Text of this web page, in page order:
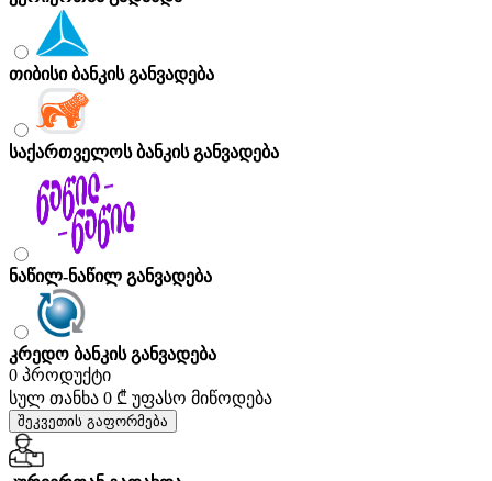
თიბისი ბანკის განვადება
საქართველოს ბანკის განვადება
ნაწილ-ნაწილ განვადება
კრედო ბანკის განვადება
0 პროდუქტი
სულ თანხა 0 ₾ უფასო მიწოდება
შეკვეთის გაფორმება